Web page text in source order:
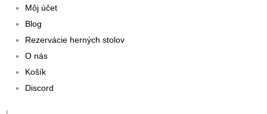
Môj účet
Blog
Rezervácie herných stolov
O nás
Košík
Discord